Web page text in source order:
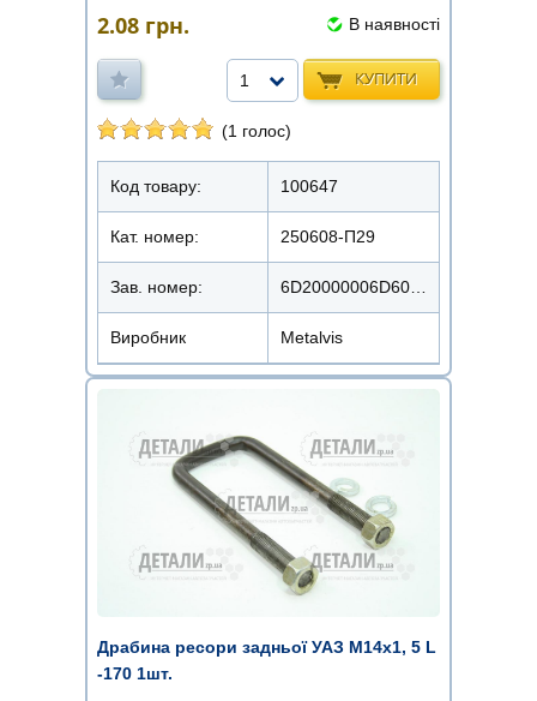
2.08 грн. В наявності
КУПИТИ
1
(1 голос)
Код товару: 100647
Кат. номер: 250608-П29
Зав. номер: 6D20000006D6018200
Виробник Metalvis
Драбина ресори задньої УАЗ М14х1, 5 L
-170 1шт.